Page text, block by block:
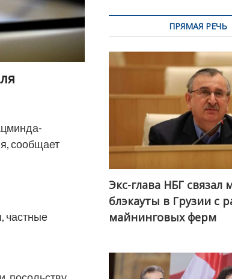
сообщает
частные
ПРЯМАЯ РЕЧЬ
Экс-глава НБГ
блэкауты в Грузии с
майнинговых ферм